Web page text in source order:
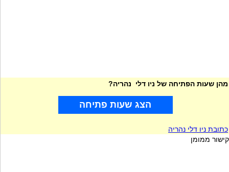
מהן שעות הפתיחה של ניו דלי נהריה?
הצג שעות פתיחה
כתובת ניו דלי נהריה
קישור ממומן